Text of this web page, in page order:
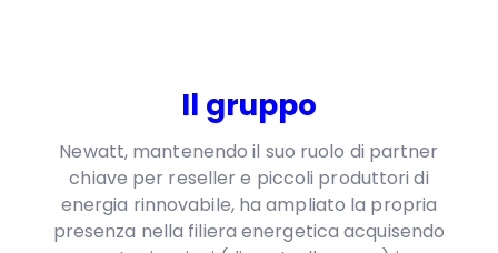
Il gruppo
Newatt, mantenendo il suo ruolo di partner
chiave per reseller e piccoli produttori di
energia rinnovabile, ha ampliato la propria
presenza nella filiera energetica acquisendo